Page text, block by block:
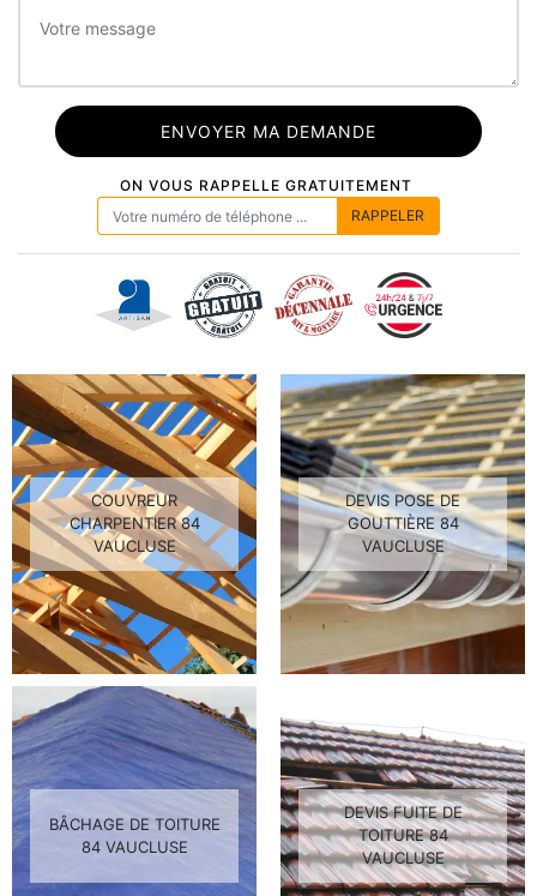
ON VOUS RAPPELLE GRATUITEMENT
COUVREUR
CHARPENTIER 84
VAUCLUSE
DEVIS POSE DE
GOUTTIÈRE 84
VAUCLUSE
BÂCHAGE DE TOITURE
84 VAUCLUSE
DEVIS FUITE DE
TOITURE 84
VAUCLUSE